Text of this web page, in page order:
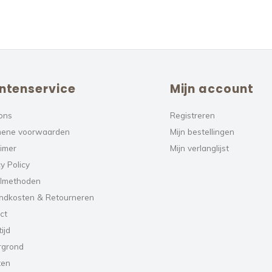
voorwaarden
Policy
& Retourneren
Mijn account
Registreren
Mijn bestellingen
Mijn verlanglijst